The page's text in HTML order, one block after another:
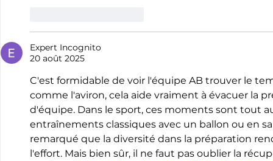
Expert Incognito
20 août 2025
C'est formidable de voir l'équipe AB trouver le
comme l'aviron, cela aide vraiment à évacuer la
d'équipe. Dans le sport, ces moments sont tout
entraînements classiques avec un ballon ou en
remarqué que la diversité dans la préparation
l'effort. Mais bien sûr, il ne faut pas oublier la